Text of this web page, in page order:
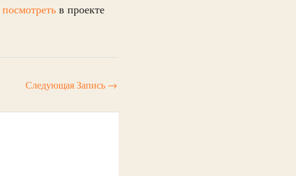
посмотреть в проекте
Следующая Запись →